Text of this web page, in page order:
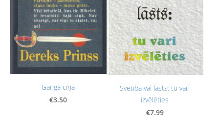
Garīgā cīņa
€3.50
Svētība vai lāsts: tu vari
izvēlēties
€7.99